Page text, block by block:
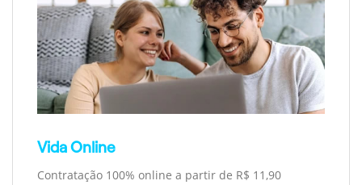
Vida Online
Contratação 100% online a partir de R$ 11,90